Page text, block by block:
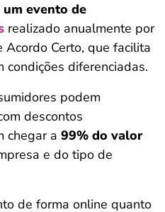
um evento de
realizado anualmente por
Acordo Certo, que facilita
diferenciadas.
podem
descontos
chegar a 99% do valor
e do tipo de
de forma online quanto